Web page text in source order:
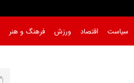
سیاست اقتصاد ورزش فرهنگ و هنر